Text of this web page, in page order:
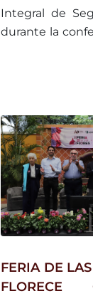
HOMICIDIOS
LA CDMX
Integral de
durante la
FERIA DE